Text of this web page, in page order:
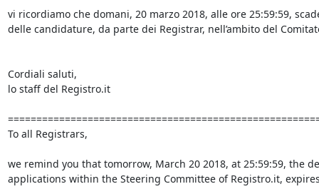
vi ricordiamo che domani, 20 marzo 2018, alle ore 25:59:59,
delle candidature, da parte dei Registrar, nell’ambito del
Cordiali saluti,
lo staff del Registro.it
To all Registrars,
we remind you that tomorrow, March 20 2018, at 25:59:59, the
applications within the Steering Committee of Registro.it,